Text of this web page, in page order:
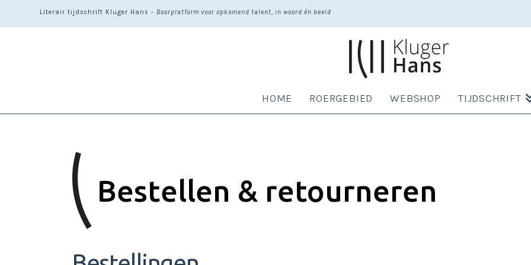
Literair tijdschrift Kluger Hans - Boorplatform voor opkomend talent, in woord én beeld
HOME ROERGEBIED WEBSHOP TIJDSCHRIFT
Bestellen & retourneren